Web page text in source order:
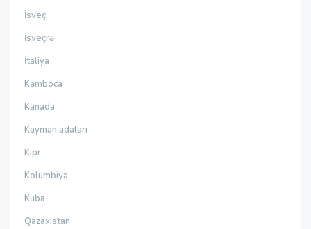
İsveç
İsveçrə
İtaliya
Kamboca
Kanada
Kayman adaları
Kipr
Kolumbiya
Kuba
Qazaxıstan